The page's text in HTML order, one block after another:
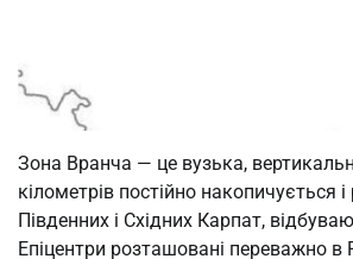
Зона Вранча — це вузька,
кілометрів постійно накопичується
Південних і Східних Карпат,
Епіцентри розташовані переважно в